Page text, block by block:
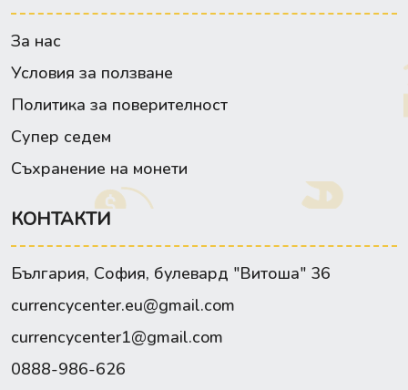
За нас
Условия за ползване
Политика за поверителност
Супер седем
Съхранение на монети
КОНТАКТИ
България, София, булевард "Витоша" 36
currencycenter.eu@gmail.com
currencycenter1@gmail.com
0888-986-626